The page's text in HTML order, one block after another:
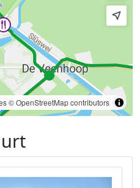
© OpenStreetMap contributors